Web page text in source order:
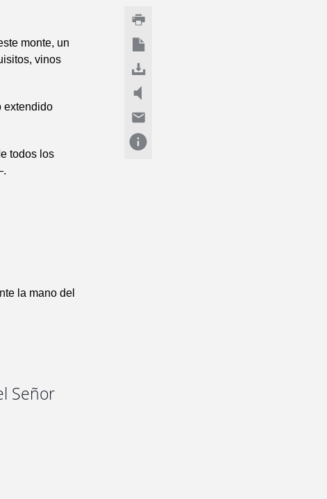
monte, un
vinos
extendido
todos los
la mano del
Señor